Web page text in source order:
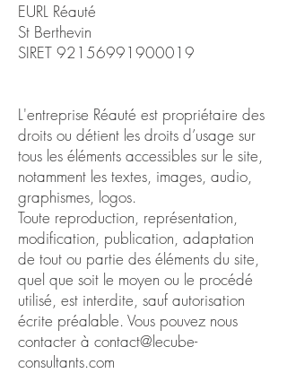
EURL Réauté
St Berthevin
SIRET 92156991900019
L'entreprise Réauté est propriétaire des
droits ou détient les droits d’usage sur
tous les éléments accessibles sur le site,
notamment les textes, images, audio,
graphismes, logos.
Toute reproduction, représentation,
modification, publication, adaptation
de tout ou partie des éléments du site,
quel que soit le moyen ou le procédé
utilisé, est interdite, sauf autorisation
écrite préalable. Vous pouvez nous
contacter à contact@lecube-
consultants.com